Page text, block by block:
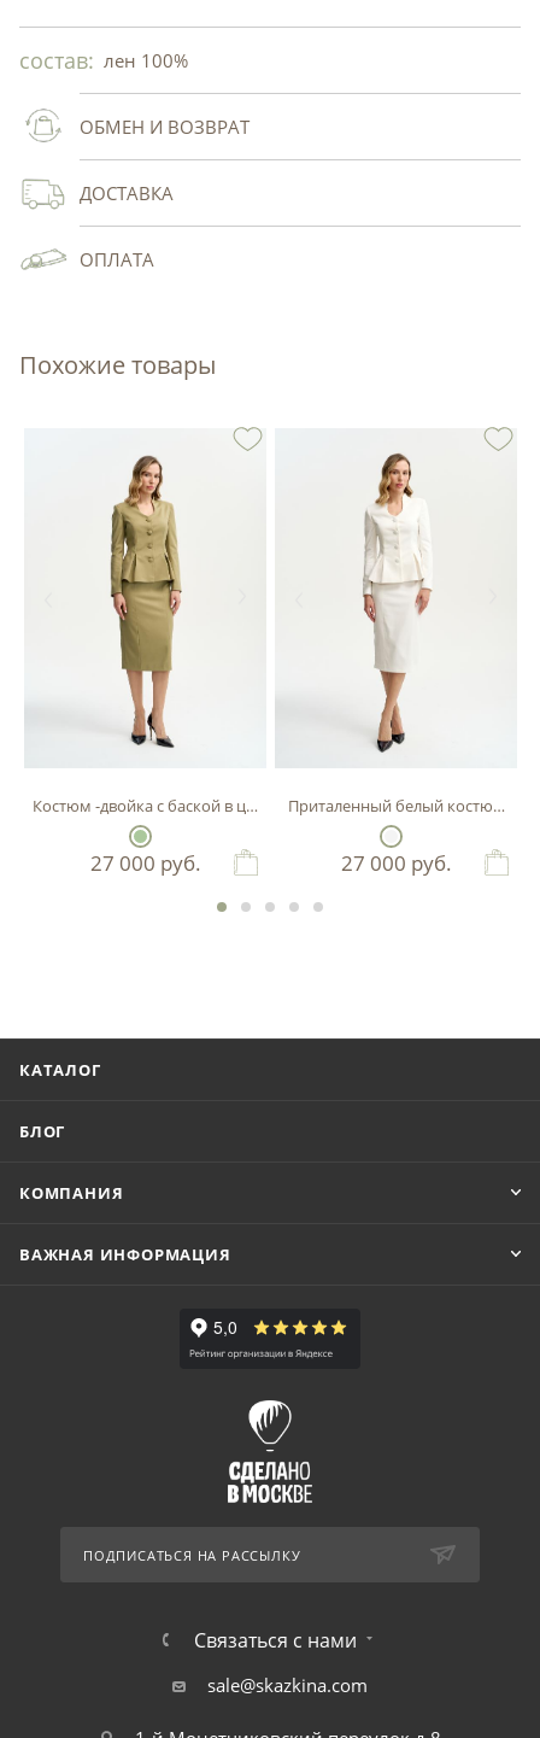
состав: лен 100%
ОБМЕН И ВОЗВРАТ
ДОСТАВКА
ОПЛАТА
Похожие товары
Костюм -двойка с баской в цвете фисташка
27 000 руб.
Приталенный белый костюм-
27 000 руб.
КАТАЛОГ
БЛОГ
КОМПАНИЯ
ВАЖНАЯ ИНФОРМАЦИЯ
ПОДПИСАТЬСЯ НА РАССЫЛКУ
Связаться с нами
sale@skazkina.com